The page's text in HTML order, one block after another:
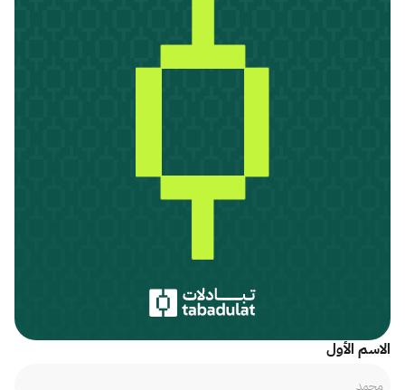
الاسم الأول